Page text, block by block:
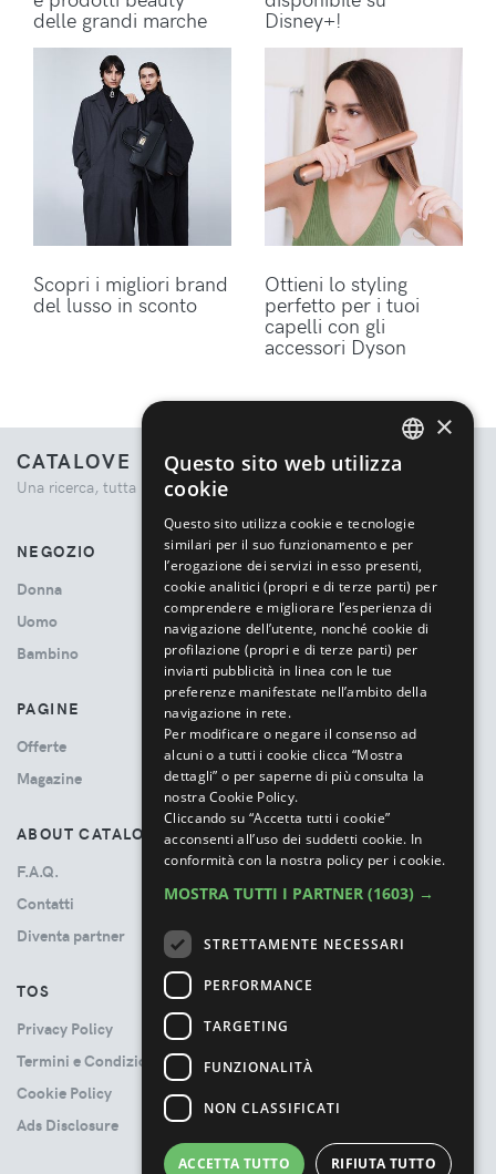
delle grandi marche Disney+!
Scopri i migliori brand
del lusso in sconto
Ottieni lo styling
perfetto per i tuoi
capelli con gli
accessori Dyson
CATALOVE
Una ricerca, tutta la moda.
NEGOZIO
Donna
Uomo
Bambino
PAGINE
Offerte
Magazine
ABOUT CATALOVE
F.A.Q.
Contatti
Diventa partner
TOS
Privacy Policy
Termini e Condizioni
Cookie Policy
Ads Disclosure
×
Questo sito web utilizza
cookie
Questo sito utilizza cookie e tecnologie
similari per il suo funzionamento e per
l’erogazione dei servizi in esso presenti,
cookie analitici (propri e di terze parti) per
comprendere e migliorare l’esperienza di
navigazione dell’utente, nonché cookie di
profilazione (propri e di terze parti) per
inviarti pubblicità in linea con le tue
preferenze manifestate nell’ambito della
navigazione in rete.
Per modificare o negare il consenso ad
alcuni o a tutti i cookie clicca “Mostra
dettagli” o per saperne di più consulta la
nostra Cookie Policy.
Cliccando su “Accetta tutti i cookie”
acconsenti all’uso dei suddetti cookie. In
conformità con la nostra policy per i cookie.
MOSTRA TUTTI I PARTNER (1603) →
STRETTAMENTE NECESSARI
PERFORMANCE
TARGETING
FUNZIONALITÀ
NON CLASSIFICATI
ACCETTA TUTTO RIFIUTA TUTTO